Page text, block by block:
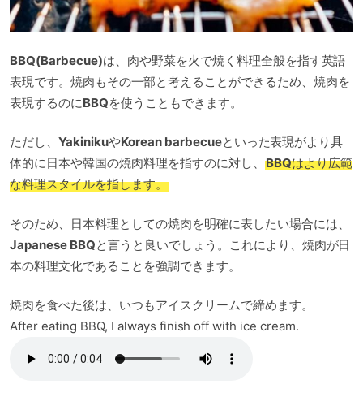
BBQ(Barbecue)は、肉や野菜を火で焼く料理全般を指す英語
表現です。焼肉もその一部と考えることができるため、焼肉を
表現するのにBBQを使うこともできます。
ただし、 YakinikuやKorean barbecueといった表現がより具
体的に日本や韓国の焼肉料理を指すのに対し、 BBQはより広範
な料理スタイルを指します。
そのため、日本料理としての焼肉を明確に表したい場合には、
Japanese BBQと言うと良いでしょう。これにより、焼肉が日
本の料理文化であることを強調できます。
焼肉を食べた後は、いつもアイスクリームで締めます。
After eating BBQ, I always finish off with ice cream.